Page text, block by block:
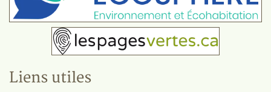
Liens utiles